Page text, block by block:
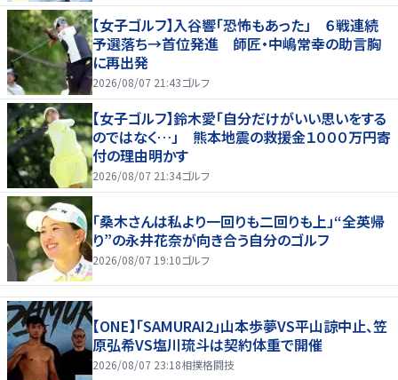
【女子ゴルフ】入谷響「恐怖もあった」 ６戦連続
予選落ち→首位発進 師匠・中嶋常幸の助言胸
に再出発
2026/08/07 21:43ゴルフ
【女子ゴルフ】鈴木愛「自分だけがいい思いをする
のではなく…」 熊本地震の救援金１０００万円寄
付の理由明かす
2026/08/07 21:34ゴルフ
「桑木さんは私より一回りも二回りも上」“全英帰
り”の永井花奈が向き合う自分のゴルフ
2026/08/07 19:10ゴルフ
【ONE】「SAMURAI2」山本歩夢VS平山諒中止、笠
原弘希VS塩川琉斗は契約体重で開催
2026/08/07 23:18相撲格闘技